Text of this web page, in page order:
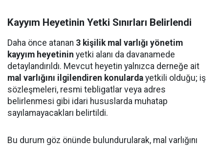
Kayyım Heyetinin Yetki Sınırları Belirlendi
Daha önce atanan 3 kişilik mal varlığı yönetim
kayyım heyetinin yetki alanı da davanamede
detaylandırıldı. Mevcut heyetin yalnızca derneğe ait
mal varlığını ilgilendiren konularda yetkili olduğu; iş
sözleşmeleri, resmi tebligatlar veya adres
belirlenmesi gibi idari hususlarda muhatap
sayılamayacakları belirtildi.
Bu durum göz önünde bulundurularak, mal varlığını